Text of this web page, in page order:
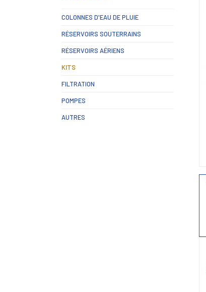
COLONNES D'EAU DE PLUIE
RÉSERVOIRS SOUTERRAINS
RÉSERVOIRS AÉRIENS
KITS
FILTRATION
POMPES
AUTRES